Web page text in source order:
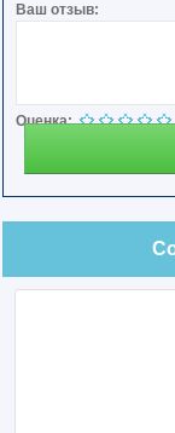
Ваш отзыв:
Оценка: